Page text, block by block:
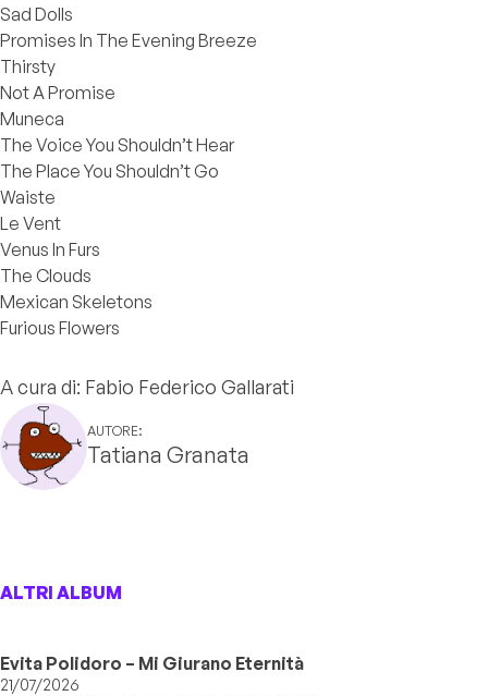
Sad Dolls
Promises In The Evening Breeze
Thirsty
Not A Promise
Muneca
The Voice You Shouldn’t Hear
The Place You Shouldn’t Go
Waiste
Le Vent
Venus In Furs
The Clouds
Mexican Skeletons
Furious Flowers
A cura di: Fabio Federico Gallarati
AUTORE:
Tatiana Granata
ALTRI ALBUM
Evita Polidoro – Mi Giurano Eternità
21/07/2026